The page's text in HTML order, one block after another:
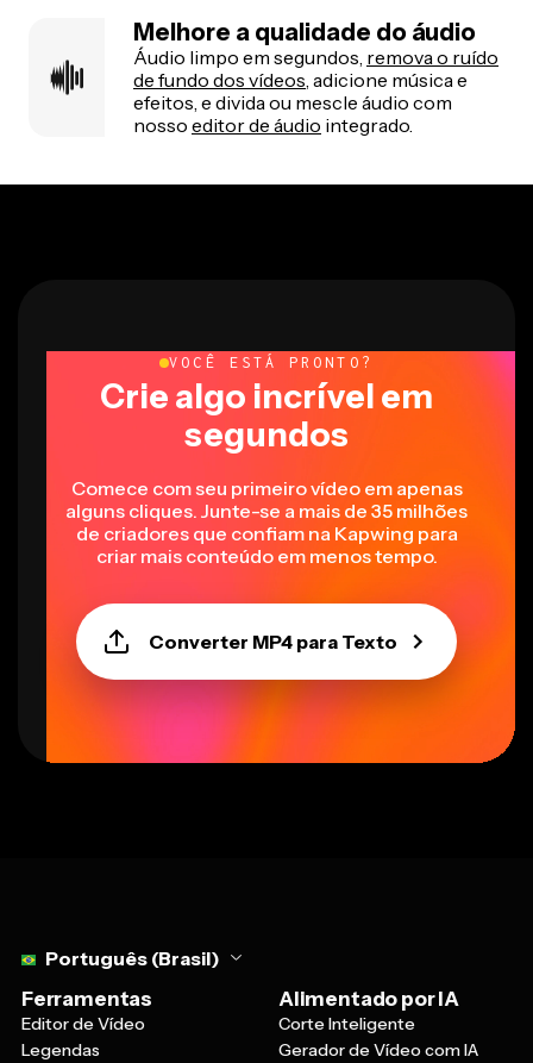
Melhore a qualidade do áudio
Áudio limpo em segundos, remova o ruído
de fundo dos vídeos , adicione música e
efeitos, e divida ou mescle áudio com
nosso editor de áudio integrado.
VOCÊ ESTÁ PRONTO?
Crie algo incrível em
segundos
Comece com seu primeiro vídeo em apenas
alguns cliques. Junte-se a mais de 35 milhões
de criadores que confiam na Kapwing para
criar mais conteúdo em menos tempo.
Converter MP4 para Texto
Português (Brasil)
Ferramentas
Editor de Vídeo
Legendas
Alimentado por IA
Corte Inteligente
Gerador de Vídeo com IA